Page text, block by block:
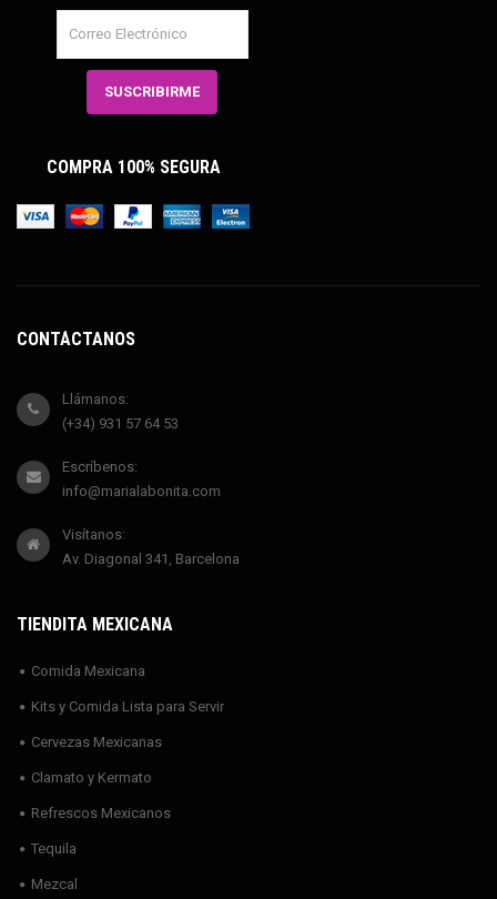
COMPRA 100% SEGURA
CONTÁCTANOS
Llámanos:
(+34) 931 57 64 53
Escríbenos:
info@marialabonita.com
Visítanos:
Av. Diagonal 341, Barcelona
TIENDITA MEXICANA
Comida Mexicana
Kits y Comida Lista para Servir
Cervezas Mexicanas
Clamato y Kermato
Refrescos Mexicanos
Tequila
Mezcal